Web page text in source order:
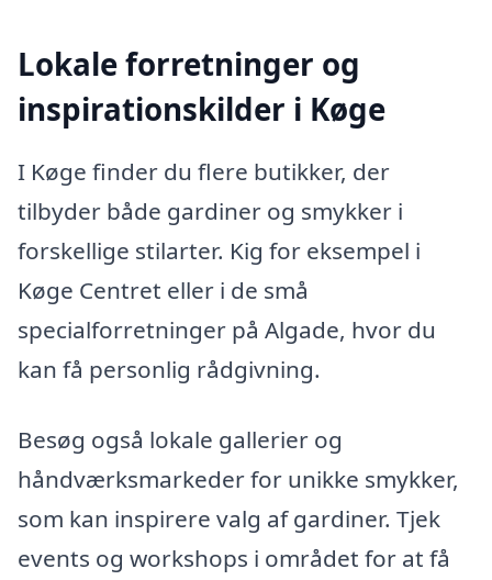
Lokale forretninger og
inspirationskilder i Køge
I Køge finder du flere butikker, der
tilbyder både gardiner og smykker i
forskellige stilarter. Kig for eksempel i
Køge Centret eller i de små
specialforretninger på Algade, hvor du
kan få personlig rådgivning.
Besøg også lokale gallerier og
håndværksmarkeder for unikke smykker,
som kan inspirere valg af gardiner. Tjek
events og workshops i området for at få